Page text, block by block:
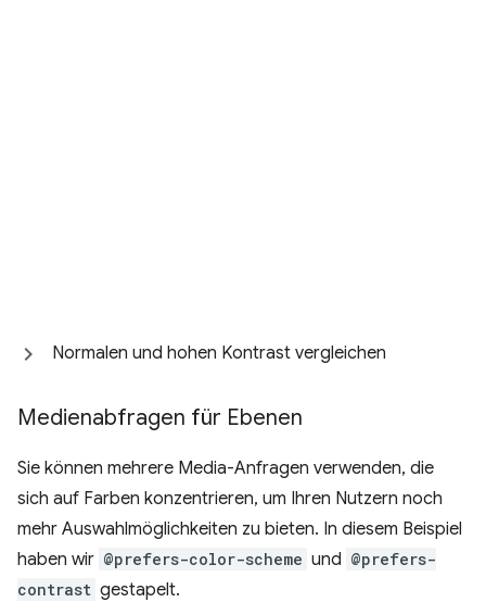
Normalen und hohen Kontrast vergleichen
Medienabfragen für Ebenen
Sie können mehrere Media-Anfragen verwenden, die
sich auf Farben konzentrieren, um Ihren Nutzern noch
mehr Auswahlmöglichkeiten zu bieten. In diesem Beispiel
haben wir @prefers-color-scheme und @prefers-
contrast gestapelt.